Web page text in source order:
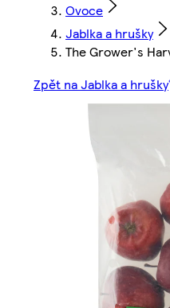
Ovoce
Jablka a hrušky
The Grower's
Zpět na Jablka a hrušky